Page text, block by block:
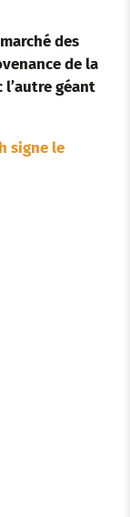
des
de la
l’autre géant
signe le